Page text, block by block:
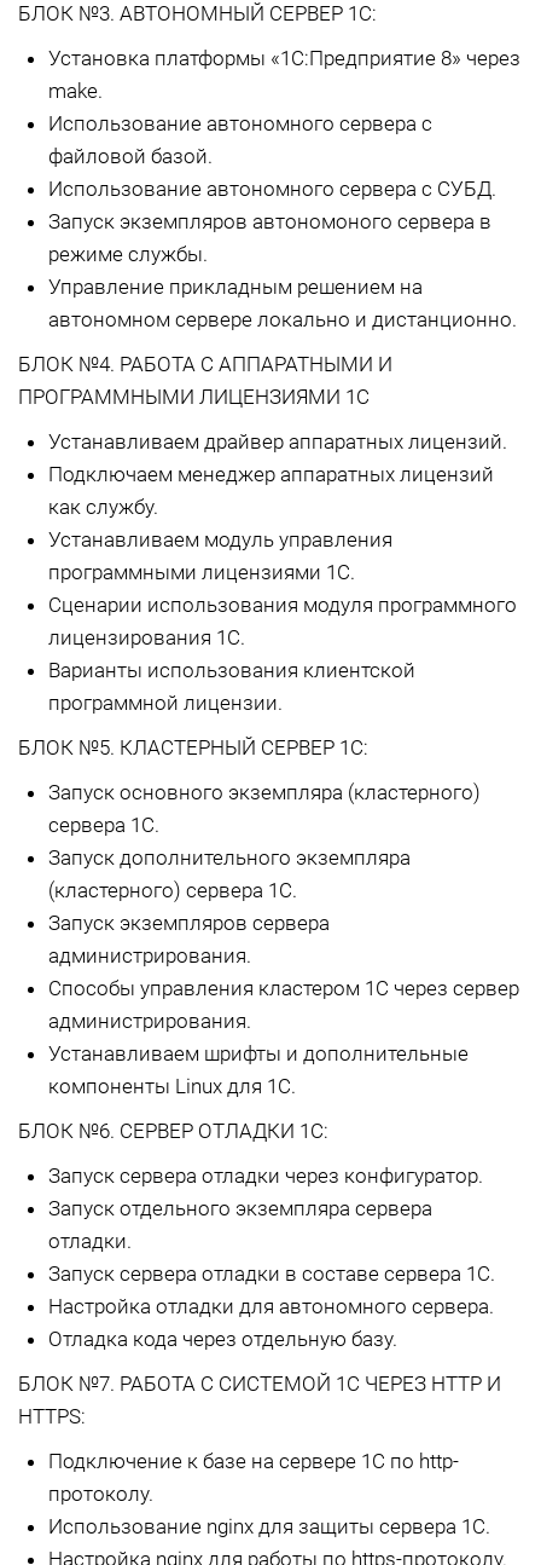
БЛОК №3. АВТОНОМНЫЙ СЕРВЕР 1С:
Установка платформы «1С:Предприятие 8» через
make.
Использование автономного сервера с
файловой базой.
Использование автономного сервера с СУБД.
Запуск экземпляров автономоного сервера в
режиме службы.
Управление прикладным решением на
автономном сервере локально и дистанционно.
БЛОК №4. РАБОТА С АППАРАТНЫМИ И
ПРОГРАММНЫМИ ЛИЦЕНЗИЯМИ 1С
Устанавливаем драйвер аппаратных лицензий.
Подключаем менеджер аппаратных лицензий
как службу.
Устанавливаем модуль управления
программными лицензиями 1С.
Сценарии использования модуля программного
лицензирования 1С.
Варианты использования клиентской
программной лицензии.
БЛОК №5. КЛАСТЕРНЫЙ СЕРВЕР 1С:
Запуск основного экземпляра (кластерного)
сервера 1С.
Запуск дополнительного экземпляра
(кластерного) сервера 1С.
Запуск экземпляров сервера
администрирования.
Способы управления кластером 1С через сервер
администрирования.
Устанавливаем шрифты и дополнительные
компоненты Linux для 1С.
БЛОК №6. СЕРВЕР ОТЛАДКИ 1С:
Запуск сервера отладки через конфигуратор.
Запуск отдельного экземпляра сервера
отладки.
Запуск сервера отладки в составе сервера 1С.
Настройка отладки для автономного сервера.
Отладка кода через отдельную базу.
БЛОК №7. РАБОТА С СИСТЕМОЙ 1С ЧЕРЕЗ HTTP И
HTTPS:
Подключение к базе на сервере 1С по http-
протоколу.
Использование nginx для защиты сервера 1С.
Настройка nginx для работы по https-протоколу.